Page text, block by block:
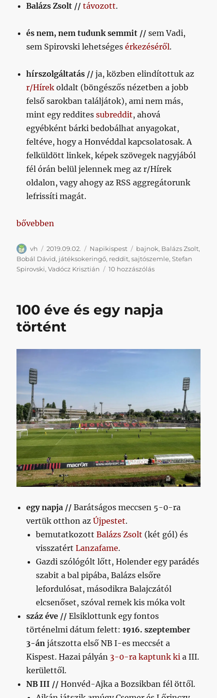
sorozatok
bejegyzéshez
Balázs Zsolt // távozott.
és nem, nem tudunk semmit // sem Vadi,
sem Spirovski lehetségesérkezéséről.
hírszolgáltatás // ja, közben elindítottuk az
r/Hírek oldalt (böngészős nézetben a jobb
felső sarokban találjátok), ami nem más,
mint egy redditessubreddit, ahová
egyébként bárki bedobálhat anyagokat,
feltéve, hogy a Honvéddal kapcsolatosak. A
felküldött linkek, képek szövegek nagyjából
fél órán belül jelennek meg az r/Hírek
oldalon, vagy ahogy az RSS aggregátorunk
lefrissíti magát.
„Napikispest 2019.09.02.”
bővebben
Szerző
vh Közzétéve
2019.09.02. Kategória
Napikispest Címke
bajnok, Balázs Zsolt,
Bobál Dávid, játéksokeringő, reddit,sajtószemle,Stefan
Spirovski,Vadócz Krisztián 10 hozzászólásNapikispest
100 éve és egy napja
történt
egy napja //Barátságos meccsen 5-0-ra
vertük otthon azÚjpestet.
bemutatkozottBalázs Zsolt (két gól) és
visszatértLanzafame.
Gazdi szólógólt lőtt, Holender egy parádés
szabit a bal pipába, Balázs elsőre
lefordulósat, másodikra Balajczától
elcsenőset, szóval remek kis móka volt
száz éve //Elsiklottunk egy fontos
történelmi dátum felett:1916. szeptember
3-ánjátszotta első NB I-es meccsét a
Kispest. Hazai pályán 3-0-ra kaptunk ki a III.
kerülettől.
NB III // Honvéd-Ajka a Bozsikban fél öttől.